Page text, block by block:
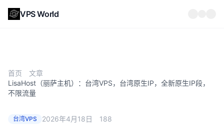
VPS World
首页
文章
LisaHost（丽萨主机）：台湾VPS，台湾原生IP，全新原生IP段，
不限流量
台湾VPS 2026年4月18日 188